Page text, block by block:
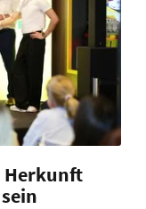
Herkunft